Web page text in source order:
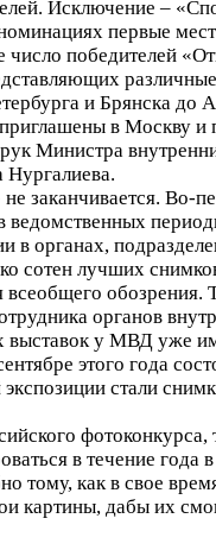
Исключение –
первые
победителей
и Брянска до
в Москву и
Министра
заканчивается. Во-
ведомственных
в органах,
сотен лучших
всеобщего
органов
выставок у МВД уже
этого года
стали
в течение года
тому, как в свое
картины, дабы их